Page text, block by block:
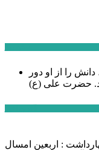
را از او دور
حضرت علی (ع)
: اربعین امسال